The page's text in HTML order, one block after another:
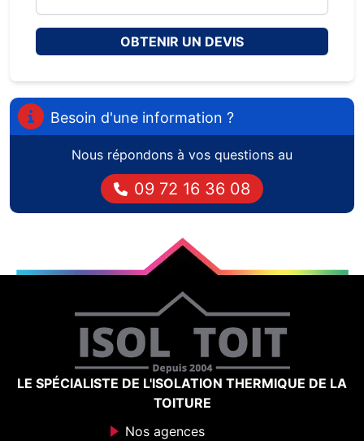
OBTENIR UN DEVIS
Besoin d'une information ?
Nous répondons à vos questions au
09 72 16 36 08
LE SPÉCIALISTE DE L'ISOLATION THERMIQUE DE LA
TOITURE
Nos agences